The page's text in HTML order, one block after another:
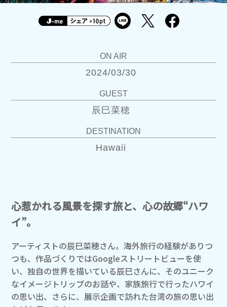
ON AIR
2024/03/30
GUEST
辰巳菜穂
DESTINATION
Hawaii
心惹かれる風景を探す旅と、心の故郷“ハワ
イ”。
アーティストの辰巳菜穂さん。海外旅行の経験がありつ
つも、作品づくりではGoogleストリートビューを使
い、独自の世界を描いている辰巳さんに、そのユニーク
なイメージトリップのお話や、家族旅行で行ったハワイ
の思い出、さらに、展示企画で訪れた台湾の旅の思い出